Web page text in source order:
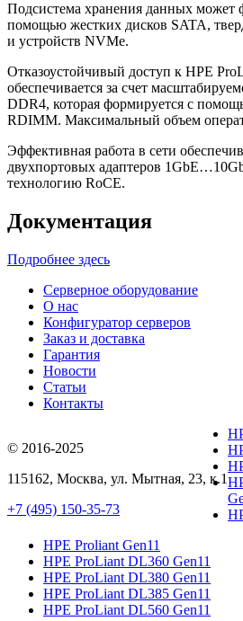
Подсистема хранения данных может
помощью жестких дисков SATA,
и устройств NVMe.
Отказоустойчивый доступ к HPE
обеспечивается за счет
DDR4, которая формируется с
RDIMM. Максимальный объем
Эффективная работа в сети
двухпортовых адаптеров
технологию RoCE.
Документация
Подробнее здесь
Серверное оборудование
О нас
Конфигуратор серверов
Заказ и доставка
Гарантия
Новости
Статьи
Контакты
© 2016-2025
115162, Москва, ул. Мытная, 23, к.1
+7 (495) 150-35-73
HPE Proliant Gen11
HPE ProLiant DL360 Gen11
HPE ProLiant DL380 Gen11
HPE ProLiant DL385 Gen11
HPE ProLiant DL560 Gen11